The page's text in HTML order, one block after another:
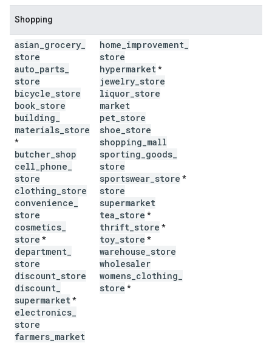
Shopping
asian grocery
store
auto parts
store
bicycle store
book store
building
materials store
*
butcher shop
cell phone
store
clothing store
convenience
store
cosmetics
store *
department
store
discount store
discount
supermarket*
electronics
store
farmers market
home improvement
store
hypermarket*
jewelry store
liquor store
market
pet store
shoe store
shopping mall
sporting goods
store
sportswear store *
store
supermarket
tea store *
thrift store *
toy store *
warehouse store
wholesaler
womens clothing
store *